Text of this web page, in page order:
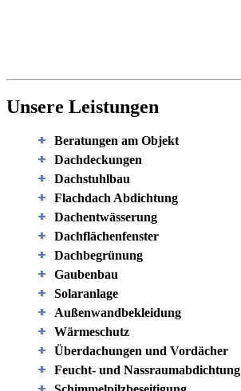
Unsere Leistungen
Beratungen am Objekt
Dachdeckungen
Dachstuhlbau
Flachdach Abdichtung
Dachentwässerung
Dachflächenfenster
Dachbegrünung
Gaubenbau
Solaranlage
Außenwandbekleidung
Wärmeschutz
Überdachungen und Vordächer
Feucht- und Nassraumabdichtung